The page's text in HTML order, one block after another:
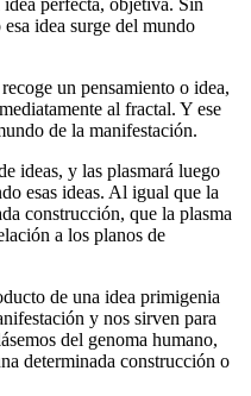
idea surge del mundo
un pensamiento o idea,
al fractal. Y ese
de la manifestación.
ideas, y las plasmará luego
esas ideas. Al igual que la
construcción, que la plasma
a los planos de
de una idea primigenia
y nos sirven para
del genoma humano,
determinada construcción o